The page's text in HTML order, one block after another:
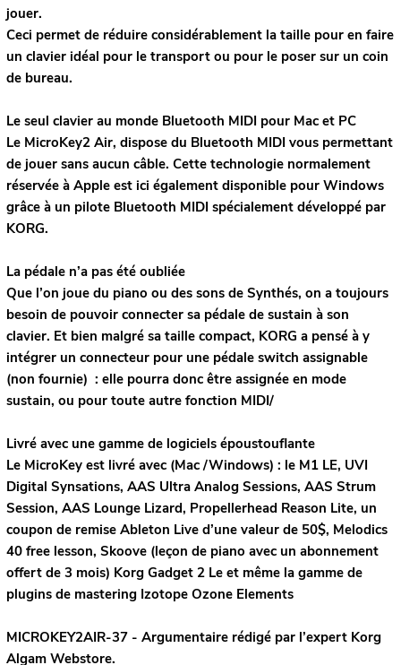
jouer.
Ceci permet de réduire considérablement la taille pour en faire
un clavier idéal pour le transport ou pour le poser sur un coin
de bureau.
Le seul clavier au monde Bluetooth MIDI pour Mac et PC
Le MicroKey2 Air, dispose du Bluetooth MIDI vous permettant
de jouer sans aucun câble. Cette technologie normalement
réservée à Apple est ici également disponible pour Windows
grâce à un pilote Bluetooth MIDI spécialement développé par
KORG.
La pédale n’a pas été oubliée
Que l’on joue du piano ou des sons de Synthés, on a toujours
besoin de pouvoir connecter sa pédale de sustain à son
clavier. Et bien malgré sa taille compact, KORG a pensé à y
intégrer un connecteur pour une pédale switch assignable
(non fournie) : elle pourra donc être assignée en mode
sustain, ou pour toute autre fonction MIDI/
Livré avec une gamme de logiciels époustouflante
Le MicroKey est livré avec (Mac /Windows) : le M1 LE, UVI
Digital Synsations, AAS Ultra Analog Sessions, AAS Strum
Session, AAS Lounge Lizard, Propellerhead Reason Lite, un
coupon de remise Ableton Live d’une valeur de 50$, Melodics
40 free lesson, Skoove (leçon de piano avec un abonnement
offert de 3 mois) Korg Gadget 2 Le et même la gamme de
plugins de mastering Izotope Ozone Elements
MICROKEY2AIR-37 - Argumentaire rédigé par l’expert Korg
Algam Webstore.